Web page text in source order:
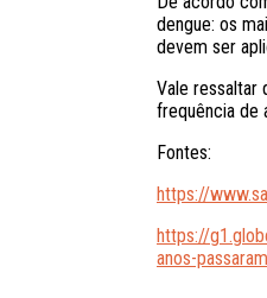
dengue: os
devem ser
Vale ressaltar
frequência de
Fontes:
https://
https://
anos-